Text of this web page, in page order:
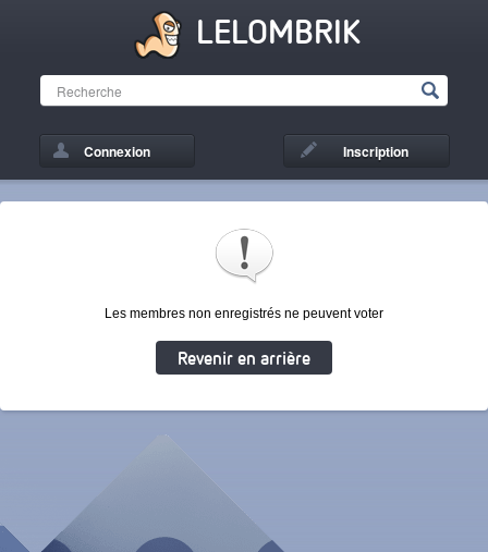
LELOMBRIK
Connexion Inscription
Les membres non enregistrés ne peuvent voter
Revenir en arrière